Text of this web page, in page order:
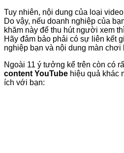
Tuy nhiên, nội dung của loại
Do vậy, nếu doanh nghiệp của
khăm này để thu hút người xem
Hãy đảm bảo phải có sự liên kết
nghiệp bạn và nội dung màn chơi
Ngoài 11 ý tưởng kể trên còn có
content YouTube hiệu quả khác
ích với bạn: